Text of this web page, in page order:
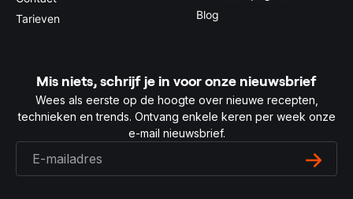
Tarieven
Blog
Mis niets, schrijf je in voor onze nieuwsbrief
Wees als eerste op de hoogte over nieuwe recepten,
technieken en trends. Ontvang enkele keren per week onze
e-mail nieuwsbrief.